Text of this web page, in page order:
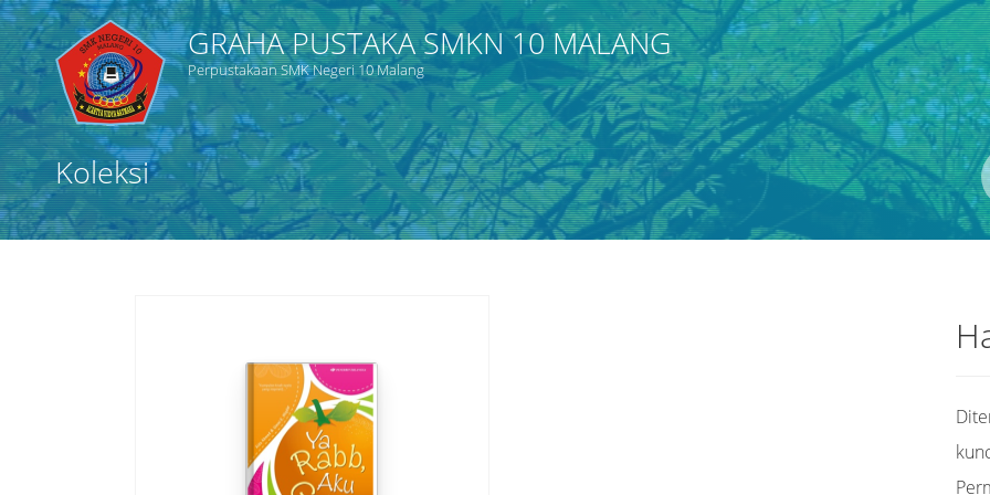
GRAHA PUSTAKA SMKN 10 MALANG
Perpustakaan SMK Negeri 10 Malang
Koleksi
Judul Pengarang
Subjek ISBN/ISSN